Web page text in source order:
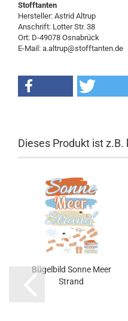
Stofftanten
Hersteller: Astrid Altrup
Anschrift: Lotter Str. 38
Ort: D-49078 Osnabrück
E-Mail: a.altrup@stofftanten.de
Dieses Produkt ist z.B.
Bügelbild Sonne Meer
Strand